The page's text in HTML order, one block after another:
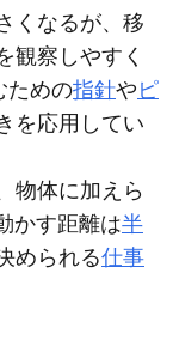
くなるが、移
観察しやすく
ための指針や ピ
を応用してい
物体に加えら
かす距離は半
められる仕事